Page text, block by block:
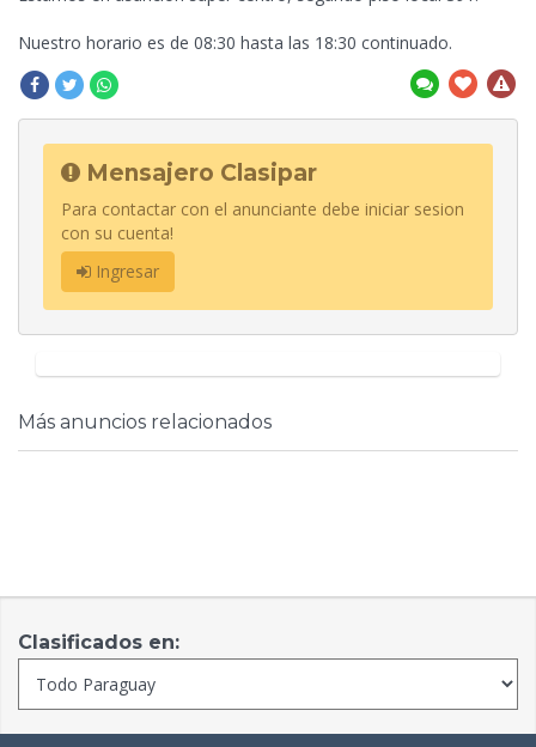
Nuestro horario es de 08:30 hasta las 18:30 continuado.
Mensajero Clasipar
Para contactar con el anunciante debe iniciar sesion
con su cuenta!
Ingresar
Más anuncios relacionados
Clasificados en: